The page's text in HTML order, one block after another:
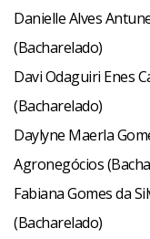
Danielle Alves
(Bacharelado)
Davi Odaguiri Enes
(Bacharelado)
Daylyne Maerla
Agronegócios
Fabiana Gomes da
(Bacharelado)